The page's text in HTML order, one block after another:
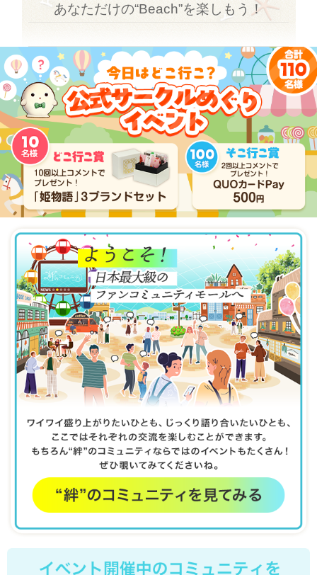
あなただけの“Beach”を楽しもう！